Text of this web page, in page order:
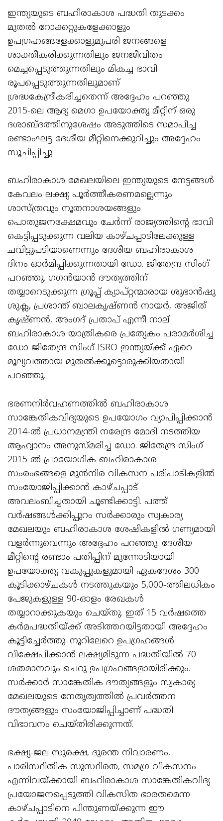
ഇന്ത്യയുടെ ബഹിരാകാശ പദ്ധതി തുടക്കം
മുതൽ റോക്കറ്റുകളേക്കാളും
ഉപഗ്രഹങ്ങളേക്കാളുമുപരി ജനങ്ങളെ
ശാക്തീകരിക്കുന്നതിലും ജനജീവിതം
മെച്ചപ്പെടുത്തുന്നതിലും മികച്ച ഭാവി
രൂപപ്പെടുത്തുന്നതിലുമാണ്
ശ്രദ്ധകേന്ദ്രീകരിച്ചതെന്ന് അദ്ദേഹം പറഞ്ഞു.
2015-ലെ ആദ്യ മെഗാ ഉപയോക്തൃ മീറ്റിന് ഒരു
ദശാബ്ദത്തിനുശേഷം അടുത്തിടെ സമാപിച്ച
രണ്ടാംഘട്ട ദേശീയ മീറ്റിനെക്കുറിച്ചും അദ്ദേഹം
സൂചിപ്പിച്ചു.
ബഹിരാകാശ മേഖലയിലെ ഇന്ത്യയുടെ നേട്ടങ്ങൾ
കേവലം ലക്ഷ്യ പൂർത്തീകരണമല്ലെന്നും
ശാസ്ത്രവും നൂതനാശയങ്ങളും
പൊതുജനക്ഷേമവും ചേർന്ന് രാജ്യത്തിന്റെ ഭാവി
കെട്ടിപ്പടുക്കുന്ന വലിയ കാഴ്ചപ്പാടിലേക്കുള്ള
ചവിട്ടുപടിയാണെന്നും ദേശീയ ബഹിരാകാശ
ദിനം ഓർമിപ്പിക്കുന്നതായി ഡോ. ജിതേന്ദ്ര സിംഗ്
പറഞ്ഞു. ഗഗൻയാൻ ദൗത്യത്തിന്
തയ്യാറെടുക്കുന്ന ഗ്രൂപ്പ് ക്യാപ്റ്റന്മാരായ ശുഭാൻഷു
ശുക്ല, പ്രശാന്ത് ബാലകൃഷ്ണൻ നായർ, അജിത്
കൃഷ്ണൻ, അംഗദ് പ്രതാപ് എന്നീ നാല്
ബഹിരാകാശ യാത്രികരെ പ്രത്യേകം പരാമര്‍ശിച്ച
ഡോ ജിതേന്ദ്ര സിംഗ് ISRO ഇന്ത്യയ്ക്ക് ഏറെ
മൂല്യവത്തായ മുതൽക്കൂട്ടൊരുക്കിയതായി
പറഞ്ഞു.
ഭരണനിര്‍വഹണത്തിൽ ബഹിരാകാശ
സാങ്കേതികവിദ്യയുടെ ഉപയോഗം വ്യാപിപ്പിക്കാന്‍
2014-ൽ പ്രധാനമന്ത്രി നരേന്ദ്ര മോദി നടത്തിയ
ആഹ്വാനം അനുസ്മരിച്ച ഡോ. ജിതേന്ദ്ര സിംഗ്
2015-ൽ പ്രായോഗിക ബഹിരാകാശ
സംരംഭങ്ങളെ മുൻനിര വികസന പരിപാടികളിൽ
സംയോജിപ്പിക്കാന്‍ കാഴ്ചപ്പാട്
അവലംബിച്ചതായി ചൂണ്ടിക്കാട്ടി. പത്ത്
വർഷങ്ങൾക്കിപ്പുറം സർക്കാരും സ്വകാര്യ
മേഖലയും ബഹിരാകാശ ശേഷികളിൽ ഗണ്യമായി
വളർന്നുവെന്നും അദ്ദേഹം പറഞ്ഞു. ദേശീയ
മീറ്റിന്റെ രണ്ടാം പതിപ്പിന് മുന്നോടിയായി
ഉപയോക്തൃ വകുപ്പുകളുമായി ഏകദേശം 300
കൂടിക്കാഴ്ചകൾ നടത്തുകയും 5,000-ത്തിലധികം
പേജുകളുള്ള 90-ഓളം രേഖകൾ
തയ്യാറാക്കുകയും ചെയ്തു. ഇത് 15 വർഷത്തെ
കര്‍മപദ്ധതിയ്ക്ക് അടിത്തറയിട്ടതായി അദ്ദേഹം
കൂട്ടിച്ചേര്‍ത്തു. നൂറിലേറെ ഉപഗ്രഹങ്ങൾ
വിക്ഷേപിക്കാൻ ലക്ഷ്യമിടുന്ന പദ്ധതിയില്‍ 70
ശതമാനവും ചെറു ഉപഗ്രഹങ്ങളായിരിക്കും.
സർക്കാർ സാങ്കേതിക ദൗത്യങ്ങളും സ്വകാര്യ
മേഖലയുടെ നേതൃത്വത്തില്‍ പ്രവർത്തന
ദൗത്യങ്ങളും സംയോജിപ്പിച്ചാണ് പദ്ധതി
വിഭാവനം ചെയ്തിരിക്കുന്നത്.
ഭക്ഷ്യ-ജല സുരക്ഷ, ദുരന്ത നിവാരണം,
പാരിസ്ഥിതിക സുസ്ഥിരത, സമഗ്ര വികസനം
എന്നിവയ്ക്കായി ബഹിരാകാശ സാങ്കേതികവിദ്യ
പ്രയോജനപ്പെടുത്തി വികസിത ഭാരതമെന്ന
കാഴ്ചപ്പാടിനെ പിന്തുണയ്ക്കുന്ന ഈ